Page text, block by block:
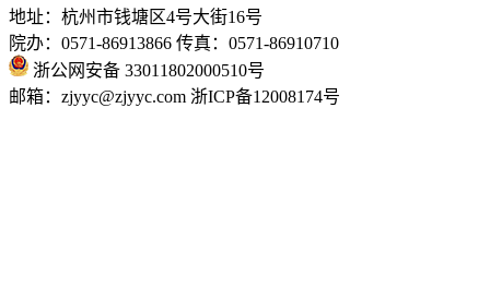
地址：杭州市钱塘区4号大街16号
院办：0571-86913866 传真：0571-86910710
浙公网安备 33011802000510号
邮箱：zjyyc@zjyyc.com 浙ICP备12008174号